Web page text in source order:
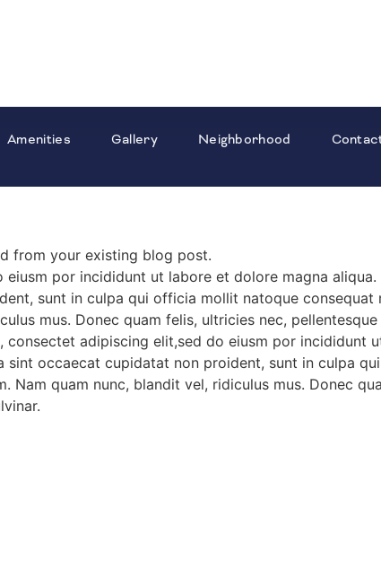
Amenities Gallery Neighborhood
from your existing blog post.
por incididunt ut labore et dolore magna
sunt in culpa qui officia mollit natoque
mus. Donec quam felis, ultricies nec,
adipiscing elit,sed do eiusm por incididunt
occaecat cupidatat non proident, sunt in culpa
Nam quam nunc, blandit vel, ridiculus mus. Donec